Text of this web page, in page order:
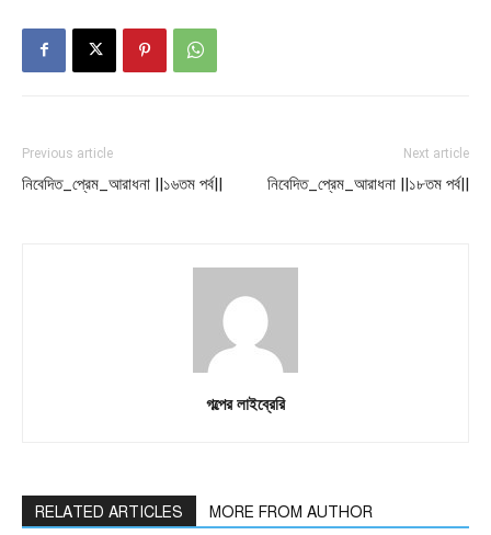
Previous article
নিবেদিত_প্রেম_আরাধনা ||১৬তম পর্ব||
Next article
নিবেদিত_প্রেম_আরাধনা ||১৮তম পর্ব||
গল্পের লাইব্রেরি
RELATED ARTICLES MORE FROM AUTHOR